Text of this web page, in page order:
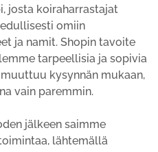
josta koiraharrastajat
omiin
ja namit. Shopin tavoite
tarpeellisia ja sopivia
kysynnän mukaan,
vain paremmin.
jälkeen saimme
lähtemällä